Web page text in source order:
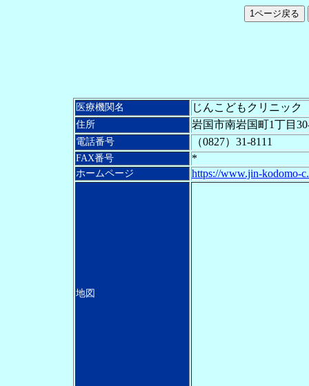
医療機関名 じんこどもクリニック
住所 岩国市南岩国町1丁目
電話番号 （0827）31-8111
FAX番号 *
ホームページ https://www.jin-kodomo-
地図